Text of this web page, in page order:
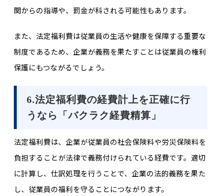
関からの指導や、罰金が科される可能性もあります。
また、法定福利費は従業員の生活や健康を保障する重要な
制度であるため、企業が義務を果たすことは従業員の権利
保護にもつながるでしょう。
6.法定福利費の経費計上を正確に行
うなら「バクラク経費精算」
法定福利費は、企業が従業員の社会保険料や労災保険料を
負担することが法律で義務付けられている経費です。適切
に計算し、仕訳処理を行うことで、企業の法的義務を果た
し、従業員の福利を守ることにつながります。